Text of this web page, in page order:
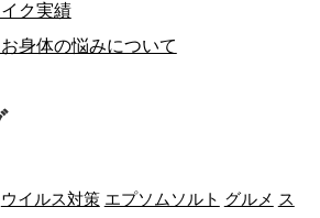
ク実績
身体の悩みについて
ウイルス対策 エプソムソルト グルメ ス